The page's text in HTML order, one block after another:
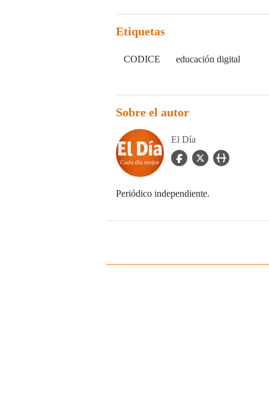
Etiquetas
CODICE educación digital
Sobre el autor
El Día
facebook Icon
twitter Iconuser_url Icon
Periódico independiente.